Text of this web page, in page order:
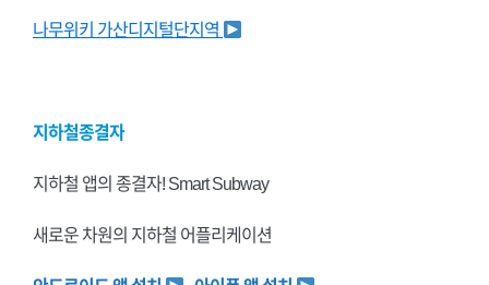
나무위키 가산디지털단지역
지하철종결자
지하철 앱의 종결자! Smart Subway
새로운 차원의 지하철 어플리케이션